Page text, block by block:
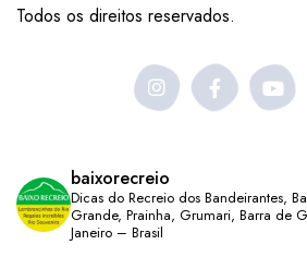
Todos os direitos reservados.
baixorecreio
Dicas do Recreio dos Bandeirantes,
Grande, Prainha, Grumari, Barra de
Janeiro – Brasil